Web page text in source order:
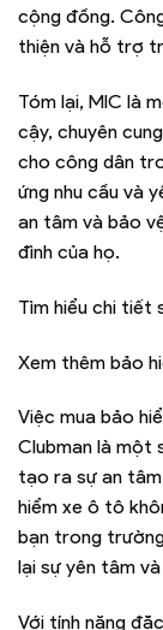
cộng đồng.
thiện và hỗ trợ
Tóm lại, MIC là
cậy, chuyên
cho công dân
ứng nhu cầu và
an tâm và bảo
đình của họ.
Tìm hiểu chi tiết
Xem thêm bảo
Việc mua bảo
Clubman là một
tạo ra sự an
hiểm xe ô tô
bạn trong
lại sự yên tâm
Với tính năng